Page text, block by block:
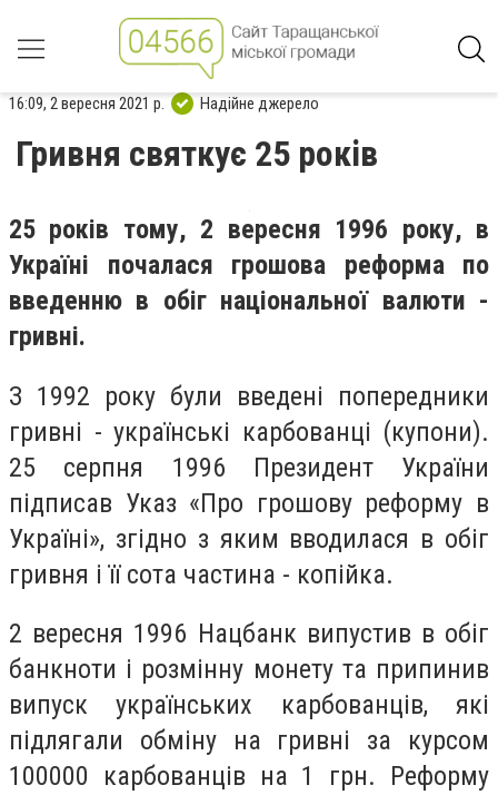
16:09, 2 вересня 2021 р. Надійне джерело
Гривня святкує 25 років
25 років тому, 2 вересня 1996 року, в
Україні почалася грошова реформа по
введенню в обіг національної валюти -
гривні.
З 1992 року були введені попередники
гривні - українські карбованці (купони).
25 серпня 1996 Президент України
підписав Указ «Про грошову реформу в
Україні», згідно з яким вводилася в обіг
гривня і її сота частина - копійка.
2 вересня 1996 Нацбанк випустив в обіг
банкноти і розмінну монету та припинив
випуск українських карбованців, які
підлягали обміну на гривні за курсом
100000 карбованців на 1 грн. Реформу